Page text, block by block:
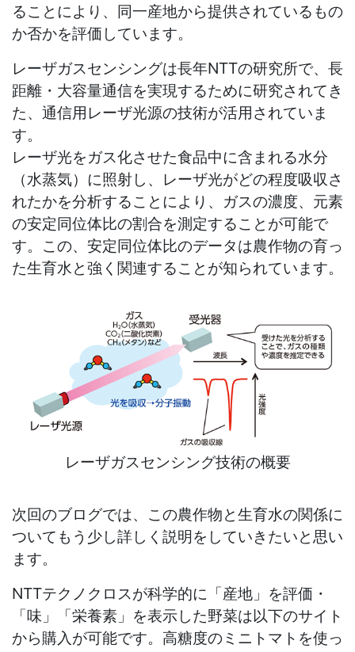
ることにより、同一産地から提供されているもの
か否かを評価しています。
レーザガスセンシングは長年NTTの研究所で、長
距離・大容量通信を実現するために研究されてき
た、通信用レーザ光源の技術が活用されていま
す。
レーザ光をガス化させた食品中に含まれる水分
（水蒸気）に照射し、レーザ光がどの程度吸収さ
れたかを分析することにより、ガスの濃度、元素
の安定同位体比の割合を測定することが可能で
す。この、安定同位体比のデータは農作物の育っ
た生育水と強く関連することが知られています。
レーザガスセンシング技術の概要
次回のブログでは、この農作物と生育水の関係に
ついてもう少し詳しく説明をしていきたいと思い
ます。
NTTテクノクロスが科学的に「産地」を評価・
「味」「栄養素」を表示した野菜は以下のサイト
から購入が可能です。高糖度のミニトマトを使っ